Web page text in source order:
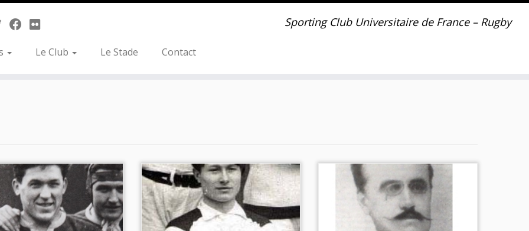
Sporting Club Universitaire de France – Rugby
Le Club Le Stade Contact